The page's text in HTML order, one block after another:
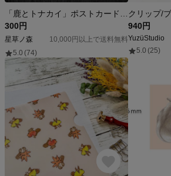
300円
星草ノ森
10,000円以上で送料無料
5.0 (74)
クリップ/
940円
YuzüStudio
5.0 (25)